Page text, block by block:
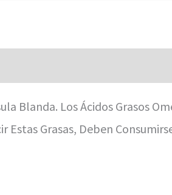
Blanda. Los Ácidos Grasos
Grasas, Deben